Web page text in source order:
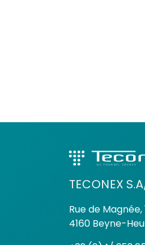
TECONEX
Rue de Magnée,
4160 Beyne-